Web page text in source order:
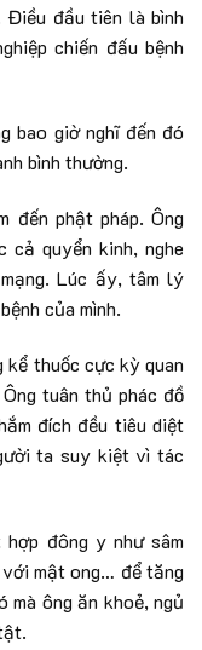
đầu tiên là bình
chiến đấu bệnh
bao giờ nghĩ đến đó
bình thường.
đến phật pháp. Ông
cả quyển kinh, nghe
Lúc ấy, tâm lý
của mình.
kể thuốc cực kỳ quan
tuân thủ phác đồ
đích đều tiêu diệt
ta suy kiệt vì tác
đông y như sâm
mật ong… để tăng
mà ông ăn khoẻ, ngủ